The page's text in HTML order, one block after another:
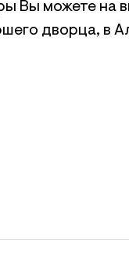
Вы можете на
дворца, в